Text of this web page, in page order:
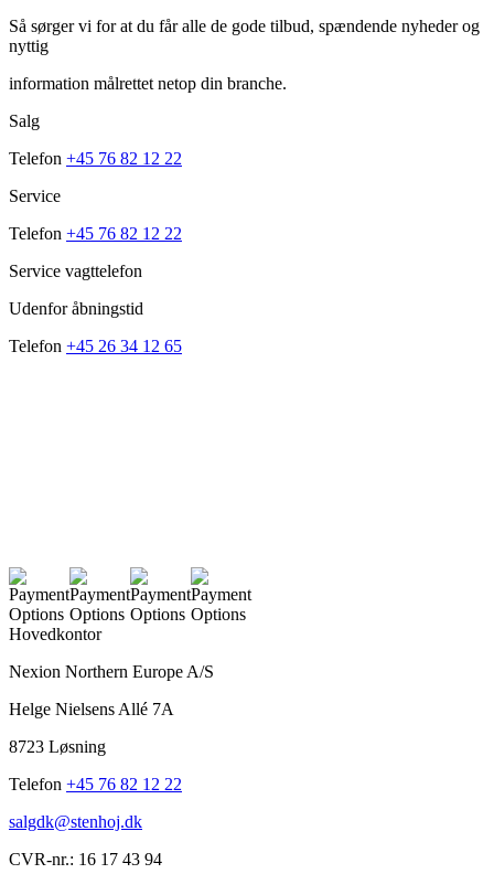
Så sørger vi for at du får alle de gode tilbud, spændende nyheder og
nyttig
information målrettet netop din branche.
Salg
Telefon +45 76 82 12 22
Service
Telefon +45 76 82 12 22
Service vagttelefon
Udenfor åbningstid
Telefon +45 26 34 12 65
Hovedkontor
Nexion Northern Europe A/S
Helge Nielsens Allé 7A
8723 Løsning
Telefon +45 76 82 12 22
salgdk@stenhoj.dk
CVR-nr.: 16 17 43 94